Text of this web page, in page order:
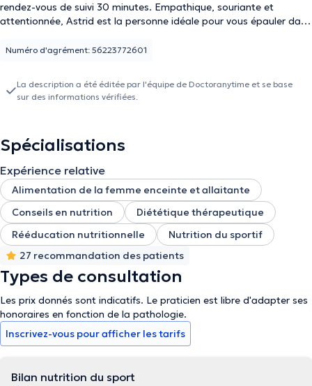
rendez-vous de suivi 30 minutes. Empathique, souriante et
attentionnée, Astrid est la personne idéale pour vous épauler dans
vos singularités.
Numéro d'agrément: 56223772601
La description a été éditée par l'équipe de Doctoranytime et se base
sur des informations vérifiées.
Spécialisations
Expérience relative
Alimentation de la femme enceinte et allaitante
Conseils en nutrition
Diététique thérapeutique
Rééducation nutritionnelle
Nutrition du sportif
27 recommandation des patients
Types de consultation
Les prix donnés sont indicatifs. Le praticien est libre d'adapter ses
honoraires en fonction de la pathologie.
Inscrivez-vous pour afficher les tarifs
Bilan nutrition du sport